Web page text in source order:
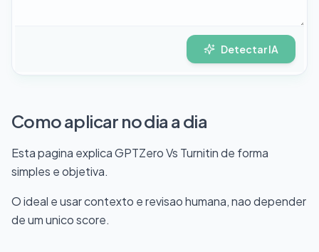
Detectar IA
Como aplicar no dia a dia
Esta pagina explica GPTZero Vs Turnitin de forma
simples e objetiva.
O ideal e usar contexto e revisao humana, nao depender
de um unico score.